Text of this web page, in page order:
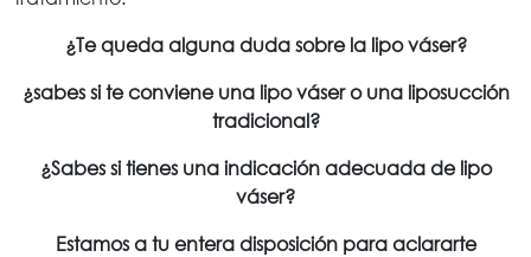
¿Te queda alguna duda sobre la lipo váser?
¿sabes si te conviene una lipo váser o una liposucción
tradicional?
¿Sabes si tienes una indicación adecuada de lipo
váser?
Estamos a tu entera disposición para aclararte